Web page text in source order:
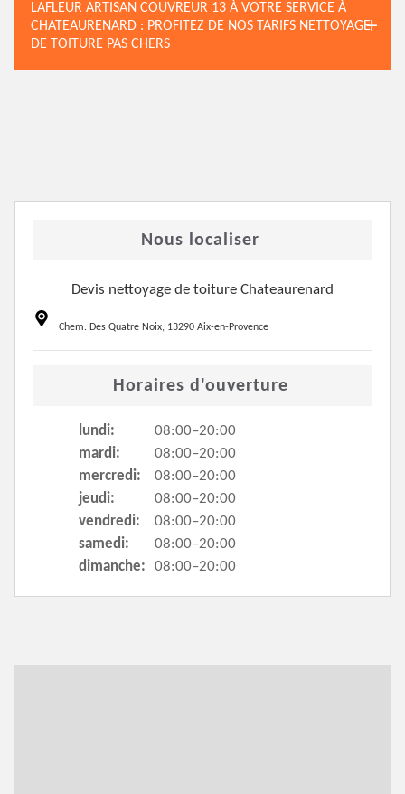
LAFLEUR ARTISAN COUVREUR 13 À VOTRE SERVICE À
CHATEAURENARD : PROFITEZ DE NOS TARIFS NETTOYAGE
DE TOITURE PAS CHERS
Nous localiser
Devis nettoyage de toiture Chateaurenard
Chem. Des Quatre Noix, 13290 Aix-en-Provence
Horaires d'ouverture
lundi:
08:00–20:00
mardi:
08:00–20:00
mercredi:
08:00–20:00
jeudi:
08:00–20:00
vendredi:
08:00–20:00
samedi:
08:00–20:00
dimanche:
08:00–20:00